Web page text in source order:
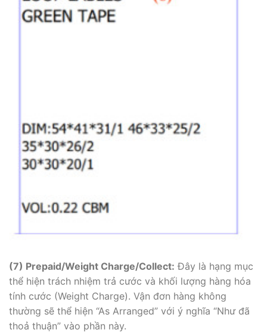
(7) Prepaid/Weight Charge/Collect: Đây là hạng mục
thể hiện trách nhiệm trả cước và khối lượng hàng hóa
tính cước (Weight Charge). Vận đơn hàng không
thường sẽ thể hiện “As Arranged” với ý nghĩa “Như đã
thoả thuận” vào phần này.